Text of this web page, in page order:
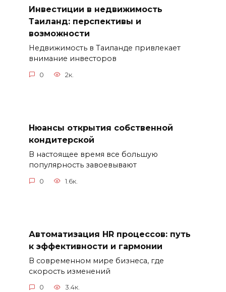
Инвестиции в недвижимость
Таиланд: перспективы и
возможности
Недвижимость в Таиланде привлекает
внимание инвесторов
0 2к.
Нюансы открытия собственной
кондитерской
В настоящее время все большую
популярность завоевывают
0 1.6к.
Автоматизация HR процессов: путь
к эффективности и гармонии
В современном мире бизнеса, где
скорость изменений
0 3.4к.